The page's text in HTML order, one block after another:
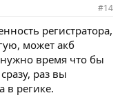
#14
регистратора,
может акб
нужно время что бы
раз вы
в регике.